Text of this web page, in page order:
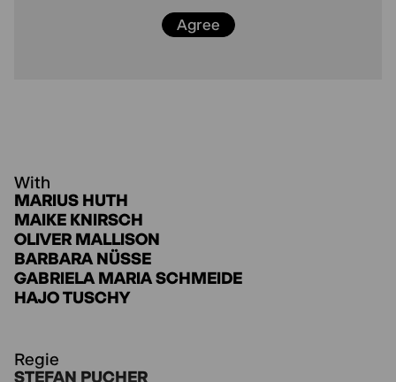
Agree
With
MARIUS HUTH
MAIKE KNIRSCH
OLIVER MALLISON
BARBARA NÜSSE
GABRIELA MARIA SCHMEIDE
HAJO TUSCHY
Regie
STEFAN PUCHER